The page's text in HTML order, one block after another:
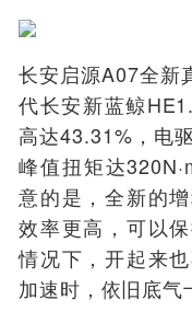
长安启源A07全新
代长安新蓝鲸
高达43.31%，电
峰值扭矩达
意的是，全新的
效率更高，可以
情况下，开起来
加速时，依旧底气